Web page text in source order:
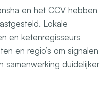
en het CCV hebben
Lokale
en ketenregisseurs
en regio’s om signalen
samenwerking duidelijker